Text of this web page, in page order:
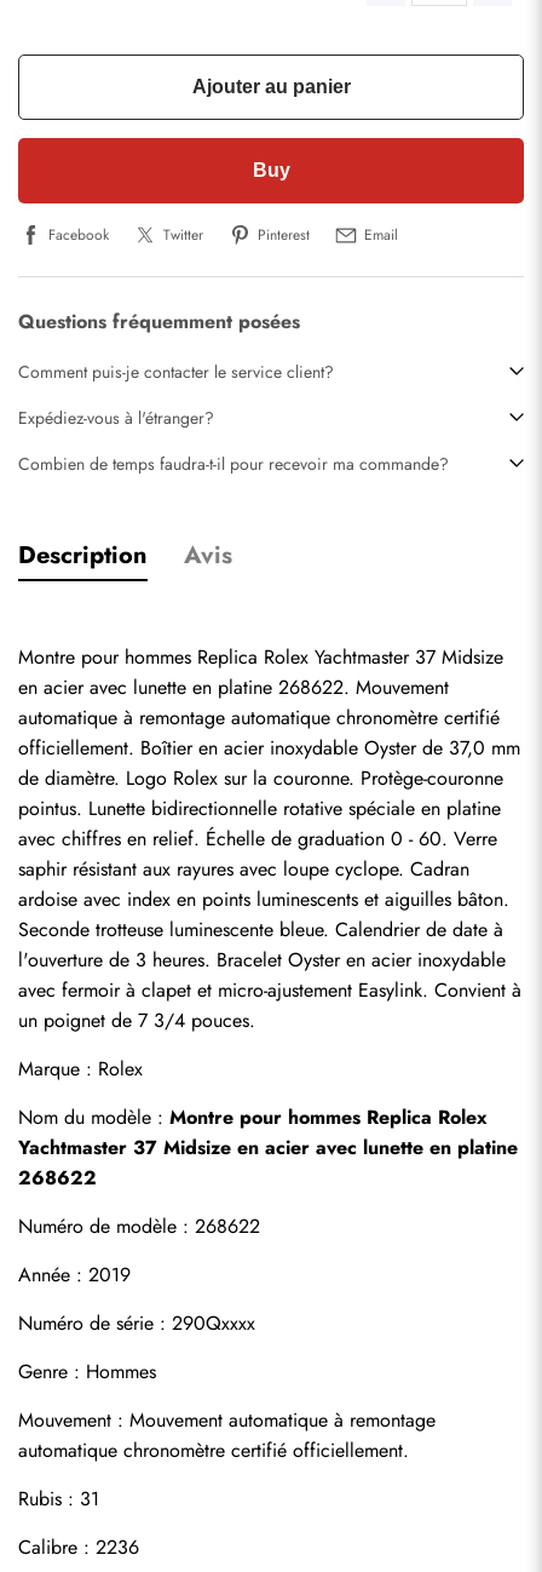
Ajouter au panier
Buy
Facebook Twitter Pinterest Email
Questions fréquemment posées
Comment puis-je contacter le service client?
Expédiez-vous à l'étranger?
Combien de temps faudra-t-il pour recevoir ma commande?
Description Avis
Montre pour hommes Replica Rolex Yachtmaster 37 Midsize
en acier avec lunette en platine 268622. Mouvement
automatique à remontage automatique chronomètre certifié
officiellement. Boîtier en acier inoxydable Oyster de 37,0 mm
de diamètre. Logo Rolex sur la couronne. Protège-couronne
pointus. Lunette bidirectionnelle rotative spéciale en platine
avec chiffres en relief. Échelle de graduation 0 - 60. Verre
saphir résistant aux rayures avec loupe cyclope. Cadran
ardoise avec index en points luminescents et aiguilles bâton.
Seconde trotteuse luminescente bleue. Calendrier de date à
l'ouverture de 3 heures. Bracelet Oyster en acier inoxydable
avec fermoir à clapet et micro-ajustement Easylink. Convient à
un poignet de 7 3/4 pouces.
Marque : Rolex
Nom du modèle : Montre pour hommes Replica Rolex
Yachtmaster 37 Midsize en acier avec lunette en platine
268622
Numéro de modèle : 268622
Année : 2019
Numéro de série : 290Qxxxx
Genre : Hommes
Mouvement : Mouvement automatique à remontage
automatique chronomètre certifié officiellement.
Rubis : 31
Calibre : 2236